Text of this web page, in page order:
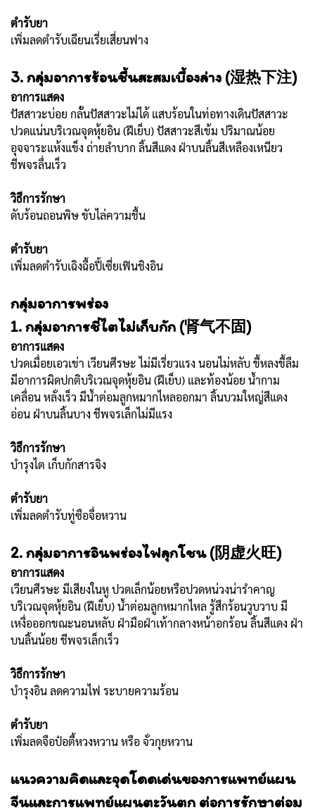
ตำรับยา
เพิ่มลดตำรับเฉียนเรี่ยเสี่ยนฟาง
3. กลุ่มอาการร้อนชื้นสะสมเบื้องล่าง (湿热下注)
อาการแสดง
ปัสสาวะบ่อย กลั้นปัสสาวะไม่ได้ แสบร้อนในท่อทางเดินปัสสาวะ
ปวดแน่นบริเวณจุดหุ้ยอิน (ฝีเย็บ) ปัสสาวะสีเข้ม ปริมาณน้อย
อุจจาระแห้งแข็ง ถ่ายลำบาก ลิ้นสีแดง ฝ่าบนลิ้นสีเหลืองเหนียว
ชีพจรลื่นเร็ว
วิธีการรักษา
ดับร้อนถอนพิษ ขับไล่ความชื้น
ตำรับยา
เพิ่มลดตำรับเฉิงฉื้อปี้เซี่ยเฟินชิงอิน
กลุ่มอาการพร่อง
1. กลุ่มอาการชี่ไตไม่เก็บกัก (肾气不固)
อาการแสดง
ปวดเมื่อยเอวเข่า เวียนศีรษะ ไม่มีเรี่ยวแรง นอนไม่หลับ ขี้หลงขี้ลืม
มีอาการผิดปกติบริเวณจุดหุ้ยอิน (ฝีเย็บ) และท้องน้อย น้ำกาม
เคลื่อน หลั่งเร็ว มีน้ำต่อมลูกหมากไหลออกมา ลิ้นบวมใหญ่สีแดง
อ่อน ฝ่าบนลิ้นบาง ชีพจรเล็กไม่มีแรง
วิธีการรักษา
บำรุงไต เก็บกักสารจิง
ตำรับยา
เพิ่มลดตำรับทู่ซือจื่อหวาน
2. กลุ่มอาการอินพร่องไฟลุกโชน (阴虚火旺)
อาการแสดง
เวียนศีรษะ มีเสียงในหู ปวดเล็กน้อยหรือปวดหน่วงน่ารำคาญ
บริเวณจุดหุ้ยอิน (ฝีเย็บ) น้ำต่อมลูกหมากไหล รู้สึกร้อนวูบวาบ มี
เหงื่อออกขณะนอนหลับ ฝ่ามือฝ่าเท้ากลางหน้าอกร้อน ลิ้นสีแดง ฝ่า
บนลิ้นน้อย ชีพจรเล็กเร็ว
วิธีการรักษา
บำรุงอิน ลดความไฟ ระบายความร้อน
ตำรับยา
เพิ่มลดจือป๋อตี้หวงหวาน หรือ จั่วกุยหวาน
แนวความคิดและจุดโดดเด่นของการแพทย์แผน
จีนและการแพทย์แผนตะวันตก ต่อการรักษาต่อม